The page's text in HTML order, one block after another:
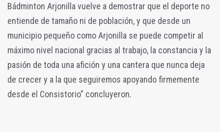
Bádminton Arjonilla vuelve a demostrar que el deporte no
entiende de tamaño ni de población, y que desde un
municipio pequeño como Arjonilla se puede competir al
máximo nivel nacional gracias al trabajo, la constancia y la
pasión de toda una afición y una cantera que nunca deja
de crecer y a la que seguiremos apoyando firmemente
desde el Consistorio" concluyeron.